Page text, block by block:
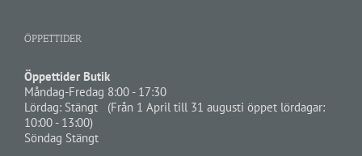
ÖPPETTIDER
Öppettider Butik
Måndag-Fredag 8:00 - 17:30
Lördag: Stängt (Från 1 April till 31 augusti öppet lördagar:
10:00 - 13:00)
Söndag Stängt